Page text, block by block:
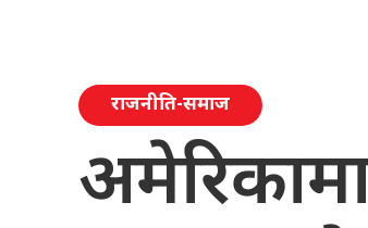
राजनीति-समाज
अमेरिकामा